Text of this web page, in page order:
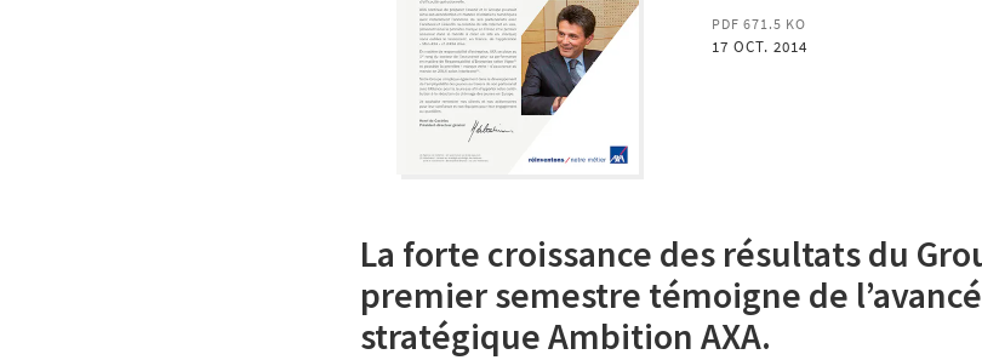
PDF 671.5 KO
17 OCT. 2014
La forte croissance des résultats du
premier semestre témoigne de
stratégique Ambition AXA.